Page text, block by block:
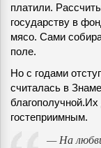
платили.
государству в
мясо. Сами
поле.
Но с годами
считалась в
гостеприимным.
— На